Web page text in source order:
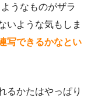
うなものがザラ
いような気もしま
写できるかなとい
るかたはやっぱり